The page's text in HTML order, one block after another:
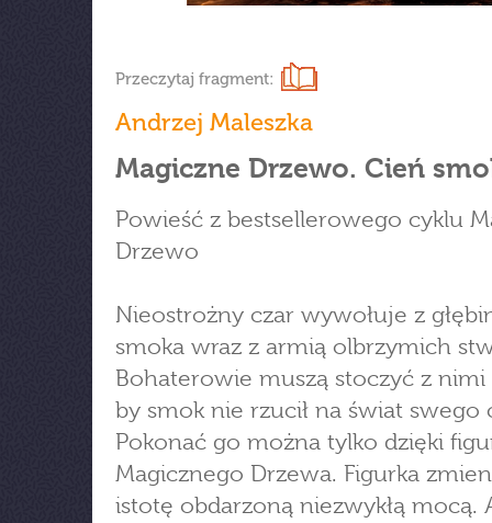
Przeczytaj fragment:
Andrzej Maleszka
Magiczne Drzewo. Cień
Powieść z bestsellerowego cyklu
Drzewo
Nieostrożny czar wywołuje z
smoka wraz z armią olbrzymich
Bohaterowie muszą stoczyć z nimi
by smok nie rzucił na świat swego
Pokonać go można tylko dzięki
Magicznego Drzewa. Figurka
istotę obdarzoną niezwykłą mocą.